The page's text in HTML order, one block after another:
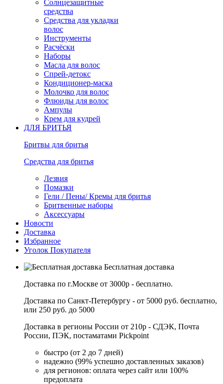
Солнцезащитные
средства
Средства для укладки
волос
Инструменты
Расчёски
Наборы
Масла для волос
Спрей-детокс
Кондиционер-маска
Молочко для волос
Флюиды для волос
Ампулы
Крем для кудрей
ДЛЯ БРИТЬЯ
Бритвы для бритья
Средства для бритья
Лезвия
Помазки
Гели / Пены/ Кремы для бритья
Бритвенные наборы
Аксессуары
Новости
Доставка
Избранное
Уголок Покупателя
Бесплатная доставка
Доставка по г.Москве от 3000р - бесплатно.
Доставка по Санкт-Петербургу - от 5000 руб. бесплатно,
или 250 руб. до 5000
Доставка в регионы России от 210р - СДЭК, Почта
России, ПЭК, постаматами Pickpoint
быстро (от 2 до 7 дней)
надежно (99% успешно доставленных заказов)
для регионов: оплата через сайт или 100%
предоплата